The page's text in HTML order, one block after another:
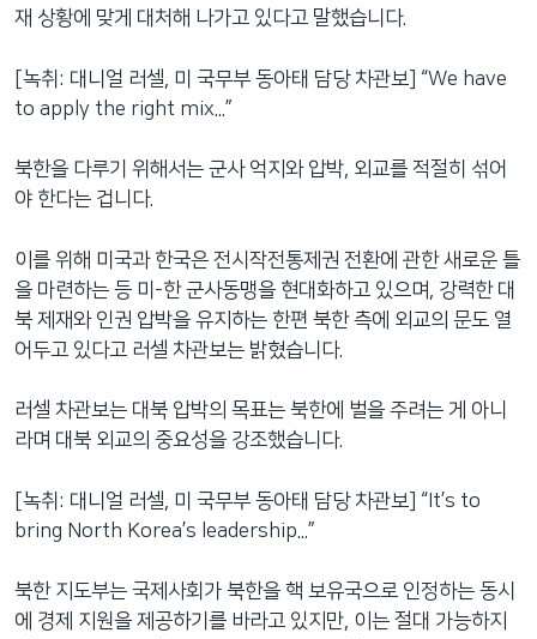
재 상황에 맞게 대처해 나가고 있다고 말했습니다.
[녹취: 대니얼 러셀, 미 국무부 동아태 담당 차관보] “We have
to apply the right mix...”
북한을 다루기 위해서는 군사 억지와 압박, 외교를 적절히 섞어
야 한다는 겁니다.
이를 위해 미국과 한국은 전시작전통제권 전환에 관한 새로운 틀
을 마련하는 등 미-한 군사동맹을 현대화하고 있으며, 강력한 대
북 제재와 인권 압박을 유지하는 한편 북한 측에 외교의 문도 열
어두고 있다고 러셀 차관보는 밝혔습니다.
러셀 차관보는 대북 압박의 목표는 북한에 벌을 주려는 게 아니
라며 대북 외교의 중요성을 강조했습니다.
[녹취: 대니얼 러셀, 미 국무부 동아태 담당 차관보] “It’s to
bring North Korea’s leadership...”
북한 지도부는 국제사회가 북한을 핵 보유국으로 인정하는 동시
에 경제 지원을 제공하기를 바라고 있지만, 이는 절대 가능하지